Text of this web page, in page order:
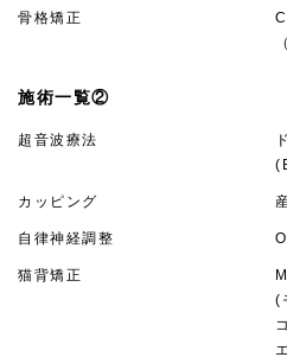
骨格矯正
施術一覧②
超音波療法
カッピング
自律神経調整
猫背矯正
(